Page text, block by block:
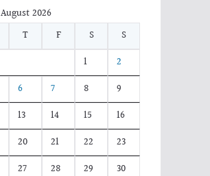
August 2026
T F S
S
1
2
6 7 8
9
13 14 15
16
20 21 22
23
27 28 29
30